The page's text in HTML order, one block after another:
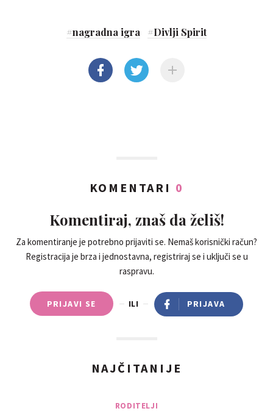
#nagradna igra #Divlji Spirit
KOMENTARI 0
Komentiraj, znaš da želiš!
Za komentiranje je potrebno prijaviti se. Nemaš korisnički račun?
Registracija je brza i jednostavna, registriraj se i uključi se u
raspravu.
PRIJAVI SE ILI PRIJAVA
NAJČITANIJE
RODITELJI